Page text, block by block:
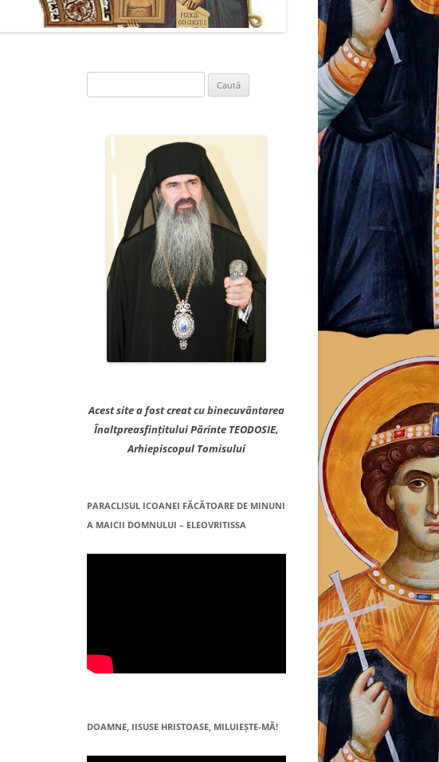
după:
Acest site a fost creat cu binecuvântarea
Înaltpreasfințitului Părinte TEODOSIE,
Arhiepiscopul Tomisului
PARACLISUL ICOANEI FĂCĂTOARE DE MINUNI
A MAICII DOMNULUI – ELEOVRITISSA
DOAMNE, IISUSE HRISTOASE, MILUIEŞTE-MĂ!